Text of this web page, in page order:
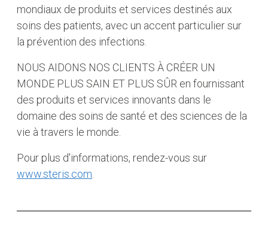
mondiaux de produits et services destinés aux
soins des patients, avec un accent particulier sur
la prévention des infections.
NOUS AIDONS NOS CLIENTS À CRÉER UN
MONDE PLUS SAIN ET PLUS SÛR en fournissant
des produits et services innovants dans le
domaine des soins de santé et des sciences de la
vie à travers le monde.
Pour plus d'informations, rendez-vous sur
www.steris.com